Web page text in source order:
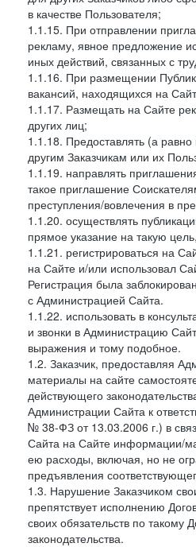
в качестве Пользователя;
1.1.15. При отправлении
рекламу, явное предложение
иных действий, связанных с
1.1.16. При размещении
вакансий, находящихся на
1.1.17. Размещать на Сайте
других лиц;
1.1.18. Предоставлять (а
другим Заказчикам или их
1.1.19. направлять
такое приглашение
преступления/вовлечения в
1.1.20. осуществлять
прямое указание на такую
1.1.21. регистрироваться на
на Сайте и/или использовал
Регистрация была
с Администрацией Сайта.
1.1.22. использовать в
и звонки в Администрацию
выражения и тому подобное.
1.2. Заказчик, предоставляя
материалы на сайте
действующего
Администрации Сайта к
№ 38-ФЗ от 13.03.2006 г.) в
Сайта на Сайте информации/
ею расходы, включая, но не
предъявления
1.3. Нарушение Заказчиком
препятствует исполнению
своих обязательств по такому
законодательства.